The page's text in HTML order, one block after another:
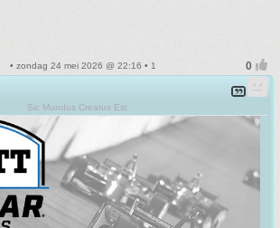
• zondag 24 mei 2026 @ 22:16 • 1
Sic Mundus Creatus Est